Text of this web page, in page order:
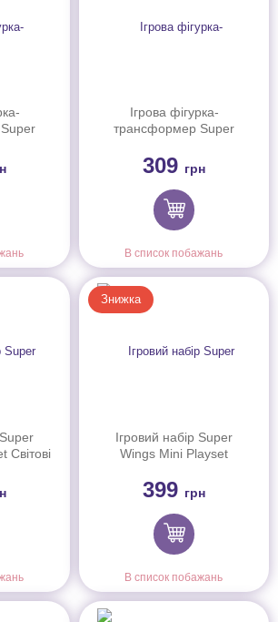
5см
Ігрова фігурка-
трансформер Super
Еллі (Ellie), 5см
309 грн
В список побажань
Світові
Знижка
Ігровий набір Super
Wings Mini Playset
ас.
399 грн
В список побажань